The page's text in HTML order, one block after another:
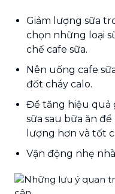
Giảm lượng sữa
chọn những loại
chế cafe sữa.
Nên uống cafe
đốt cháy calo.
Để tăng hiệu quả
sữa sau bữa ăn
lượng hơn và tốt
Vận động nhẹ